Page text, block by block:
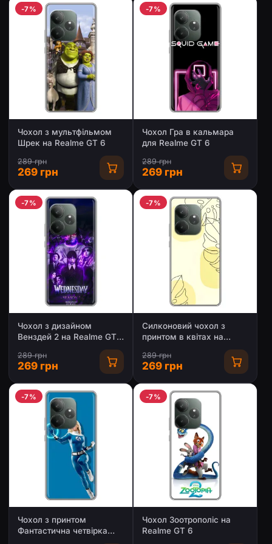
-7%
Чохол з мультфільмом
Шрек на Realme GT 6
289 грн
269 грн
-7%
Чохол Гра в кальмара
для Realme GT 6
289 грн
269 грн
-7%
Чохол з дизайном
Венздей 2 на Realme GT
289 грн
269 грн
-7%
Силконовий чохол з
принтом в квітах на
289 грн
269 грн
-7%
Чохол з принтом
Фантастична четвірка
-7%
Чохол Зоотрополіс на
Realme GT 6